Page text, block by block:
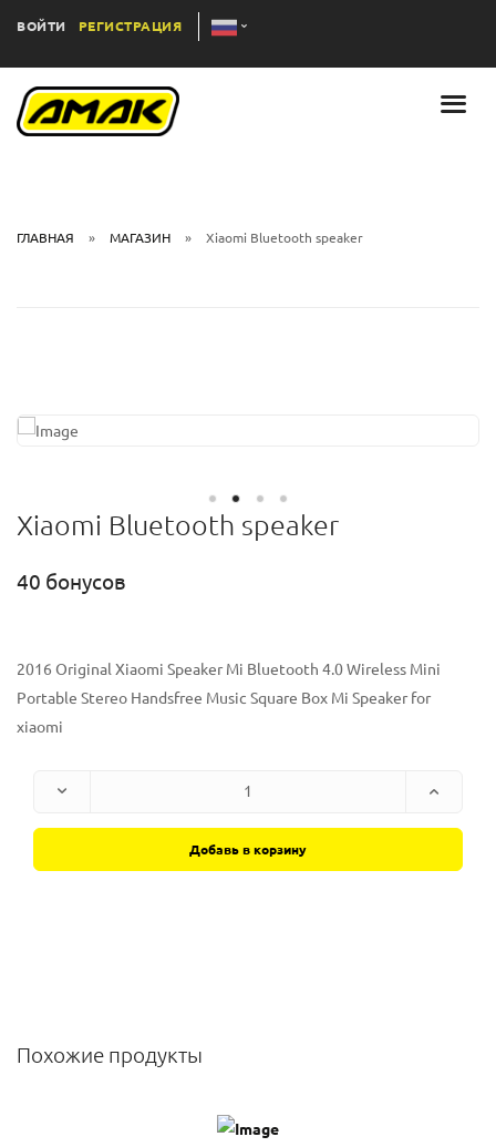
ВОЙТИ РЕГИСТРАЦИЯ
ГЛАВНАЯ МАГАЗИН Xiaomi Bluetooth speaker
Xiaomi Bluetooth speaker
40 бонусов
2016 Original Xiaomi Speaker Mi Bluetooth 4.0 Wireless Mini
Portable Stereo Handsfree Music Square Box Mi Speaker for
xiaomi
Добавь в корзину
Похожие продукты